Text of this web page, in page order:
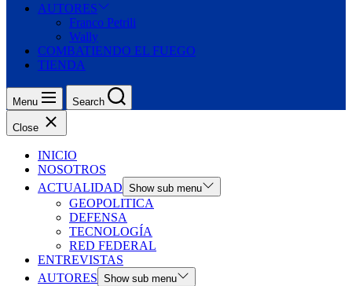
AUTORES
Franco Petrili
Wally
COMBATIENDO EL FUEGO
TIENDA
Menu Search
Close
INICIO
NOSOTROS
ACTUALIDAD Show sub menu
GEOPOLITICA
DEFENSA
TECNOLOGÍA
RED FEDERAL
ENTREVISTAS
AUTORES Show sub menu